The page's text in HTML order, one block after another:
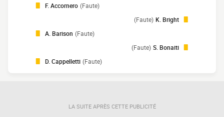
F. Accornero (Faute)
K. Bright
(Faute)
A. Barison (Faute)
S. Bonaiti
(Faute)
D. Cappelletti (Faute)
LA SUITE APRÈS CETTE PUBLICITÉ